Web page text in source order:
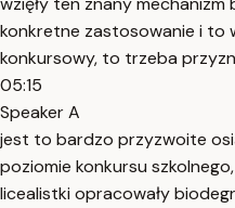
konkretne zastosowanie i to
konkursowy, to trzeba
05:15
Speaker A
jest to bardzo przyzwoite
poziomie konkursu
licealistki opracowały